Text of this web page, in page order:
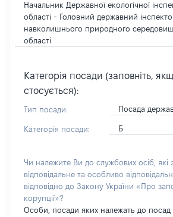
Начальник Державної екологічної
області - Головний державний
навколишнього природного
області
Категорія посади (заповніть,
стосується):
Тип посади: Посада
Категорія посади: Б
Чи належите Ви до службових осіб, які
відповідальне та особливо
відповідно до Закону України «Про
корупції»?
Особи, посади яких належать до посад